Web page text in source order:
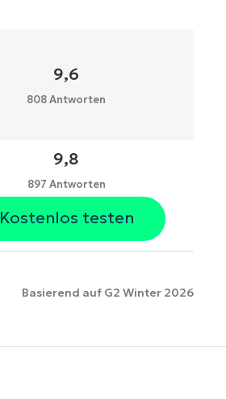
9,6
808 Antworten
9,8
897 Antworten
Kostenlos testen
Basierend auf G2 Winter 2026